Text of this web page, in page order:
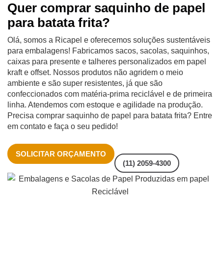
Quer comprar saquinho de papel
para batata frita?
Olá, somos a Ricapel e oferecemos soluções sustentáveis
para embalagens! Fabricamos sacos, sacolas, saquinhos,
caixas para presente e talheres personalizados em papel
kraft e offset. Nossos produtos não agridem o meio
ambiente e são super resistentes, já que são
confeccionados com matéria-prima reciclável e de primeira
linha. Atendemos com estoque e agilidade na produção.
Precisa comprar saquinho de papel para batata frita? Entre
em contato e faça o seu pedido!
SOLICITAR ORÇAMENTO
(11) 2059-4300